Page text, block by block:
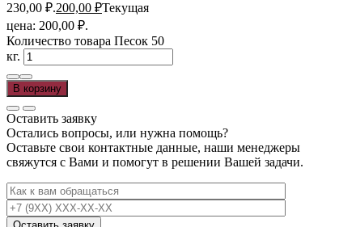
230,00 ₽.200,00 ₽Текущая
цена: 200,00 ₽.
Количество товара Песок 50
кг.
В корзину
Оставить заявку
Остались вопросы, или нужна помощь?
Оставьте свои контактные данные, наши менеджеры
свяжутся с Вами и помогут в решении Вашей задачи.